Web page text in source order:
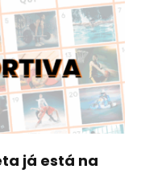
já está na